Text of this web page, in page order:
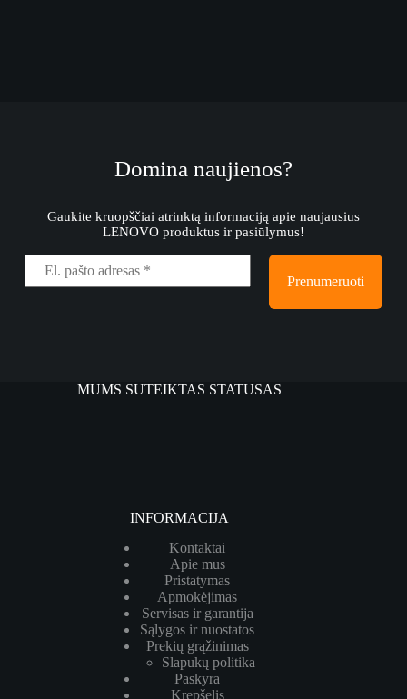
Domina naujienos?
Gaukite kruopščiai atrinktą informaciją apie naujausius
LENOVO produktus ir pasiūlymus!
MUMS SUTEIKTAS STATUSAS
INFORMACIJA
Kontaktai
Apie mus
Pristatymas
Apmokėjimas
Servisas ir garantija
Sąlygos ir nuostatos
Prekių grąžinimas
Slapukų politika
Paskyra
Krepšelis